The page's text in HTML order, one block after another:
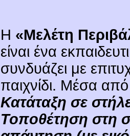
Η «Μελέτη
είναι ένα
συνδυάζει με
παιχνίδι. Μέσα
Κατάταξη σε
Τοποθέτηση στη